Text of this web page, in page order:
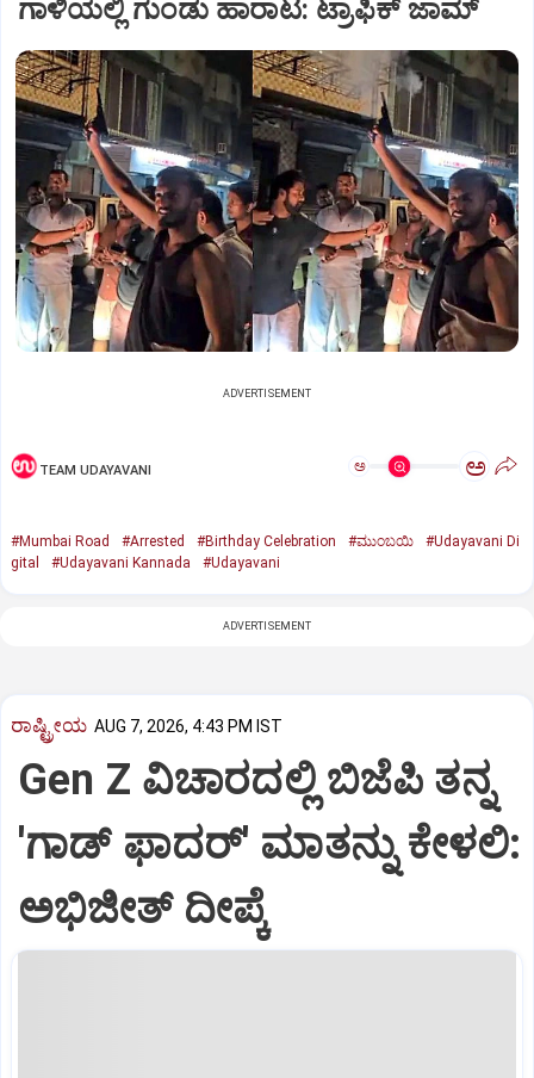
ಗಾಳಿಯಲ್ಲಿ ಗುಂಡು ಹಾರಾಟ: ಟ್ರಾಫಿಕ್‌ ಜಾಮ್
ADVERTISEMENT
TEAM UDAYAVANI ಅ ಅ
#Mumbai Road #Arrested #Birthday Celebration #ಮುಂಬಯಿ
#Udayavani Di
gital
#Udayavani Kannada #Udayavani
ADVERTISEMENT
ರಾಷ್ಟ್ರೀಯ AUG 7, 2026, 4:43 PM IST
Gen Z ವಿಚಾರದಲ್ಲಿ ಬಿಜೆಪಿ ತನ್ನ
'ಗಾಡ್ ಫಾದರ್' ಮಾತನ್ನು ಕೇಳಲಿ:
ಅಭಿಜೀತ್ ದೀಪ್ಕೆ